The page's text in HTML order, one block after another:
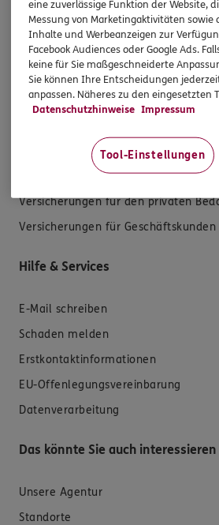
Produkte
Kfz-Versicherung
Krankenversicherung
Versicherungen für den privaten
Versicherungen für Geschäftskunden
Hilfe & Services
E-Mail schreiben
Schaden melden
Erstkontaktinformationen
EU-Offenlegungsvereinbarung
Datenverarbeitung
Das könnte Sie auch interessieren
Unsere Agentur
Standorte
eine zuverlässige Funktion der Website,
Messung von Marketingaktivitäten
Inhalte und Werbeanzeigen zur
Facebook Audiences oder Google Ads.
keine für Sie maßgeschneiderte
Sie können Ihre Entscheidungen
anpassen. Näheres zu den eingesetzten
Datenschutzhinweise Impressum
Tool-Einstellungen